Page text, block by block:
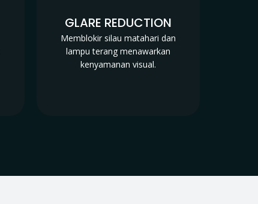
GLARE REDUCTION
Memblokir silau matahari dan
lampu terang menawarkan
kenyamanan visual.